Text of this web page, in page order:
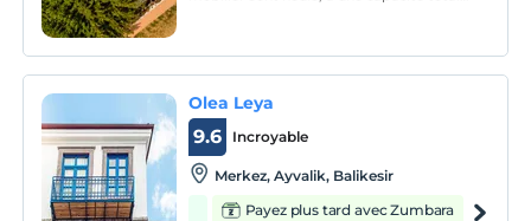
Olea Leya
Incroyable
9.6
Merkez, Ayvalik, Balikesir
Payez plus tard avec Zumbara